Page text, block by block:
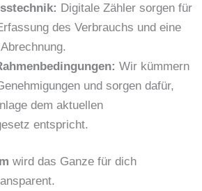
Digitale Zähler sorgen für
des Verbrauchs und eine
Wir kümmern
und sorgen dafür,
dem aktuellen
entspricht.
wird das Ganze für dich